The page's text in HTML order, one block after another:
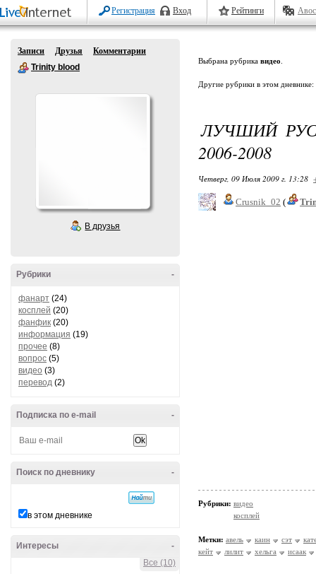
Регистрация Вход Рейтинги
Записи Друзья
Комментарии
Trinity blood
В друзья
-
Рубрики
фанарт (24)
косплей (20)
фанфик (20)
информация (19)
прочее (8)
вопрос (5)
видео (3)
перевод (2)
-
Подписка по e-mail
-
Поиск по дневнику
в этом дневнике
-
Интересы
Все (10)
Выбрана рубрика видео
Другие рубрики в этом дневнике:
ЛУЧШИЙ
2006-2008
Четверг, 09 Июля 2009 г. 13:28
Crusnik_02 (
Рубрики: видео
косплей
Метки: авель каин сэт
кейт
лилит хельга исаак